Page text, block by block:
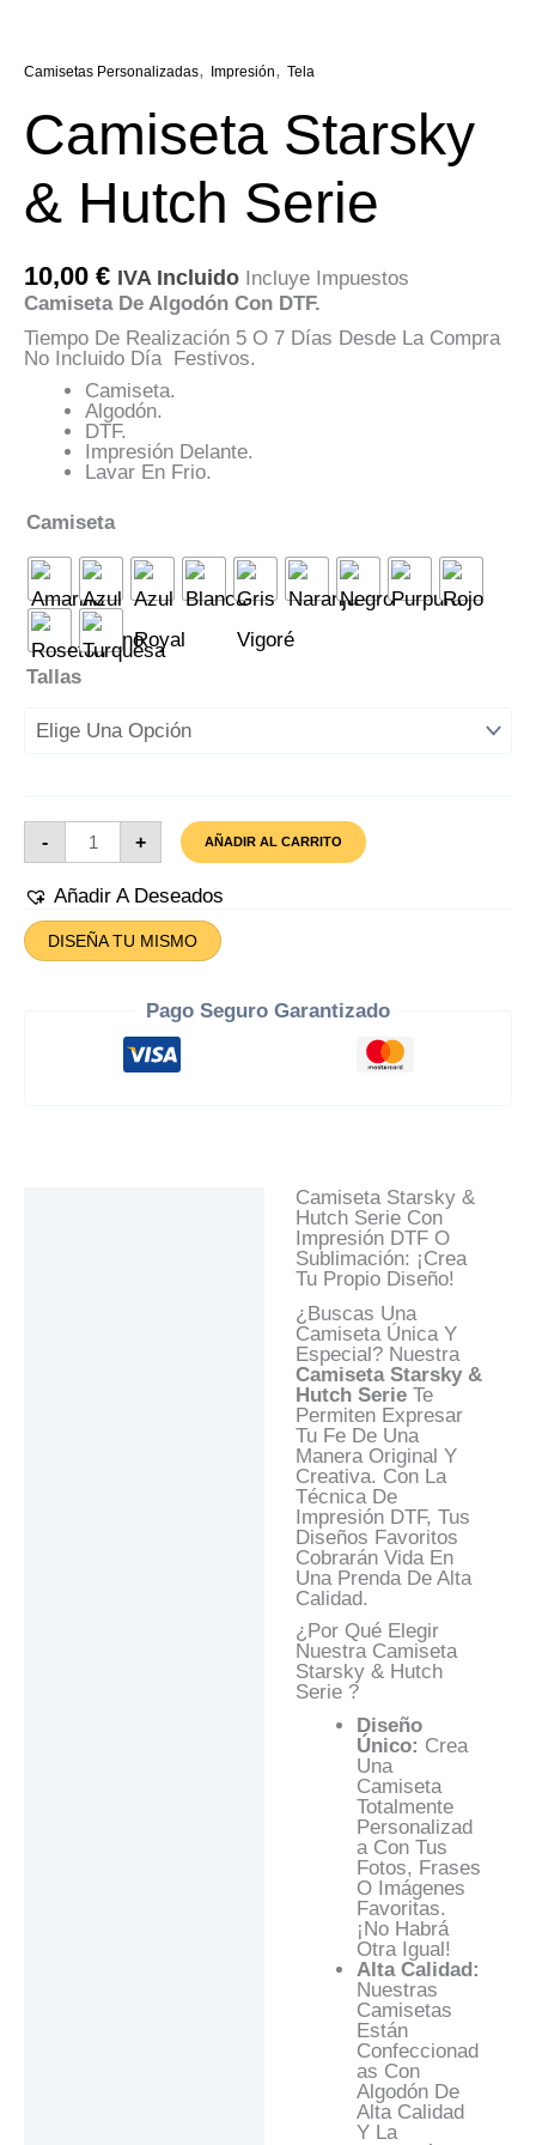
Camisetas Personalizadas, Impresión, Tela
Camiseta Starsky
& Hutch Serie
10,00 € IVA Incluido Incluye Impuestos
Camiseta De Algodón Con DTF.
Tiempo De Realización 5 O 7 Días Desde La Compra
No Incluido Día Festivos.
Camiseta.
Algodón.
DTF.
Impresión Delante.
Lavar En Frio.
Camiseta
Tallas
-
Camiseta
Starsky
Hutch
Cantidad
+ AÑADIR AL CARRITO
Añadir A Deseados
DISEÑA TU MISMO
Pago Seguro Garantizado
Camiseta Starsky &
Hutch Serie Con
Impresión DTF O
Sublimación: ¡Crea
Tu Propio Diseño!
¿Buscas Una
Camiseta Única Y
Especial? Nuestra
Camiseta Starsky &
Hutch SerieTe
Permiten Expresar
Tu Fe De Una
Manera Original Y
Creativa. Con La
Técnica De
Impresión DTF, Tus
Diseños Favoritos
Cobrarán Vida En
Una Prenda De Alta
Calidad.
¿Por Qué Elegir
Nuestra Camiseta
Starsky & Hutch
Serie ?
Diseño
Único: Crea
Una
Camiseta
Totalmente
Personalizad
A Con Tus
Fotos, Frases
O Imágenes
Favoritas.
¡No Habrá
Otra Igual!
Alta Calidad:
Nuestras
Camisetas
Están
Confeccionad
As Con
Algodón De
Alta Calidad
Y La